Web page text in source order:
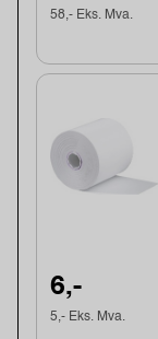
58,- Eks. Mva.
6,-
5,- Eks. Mva.